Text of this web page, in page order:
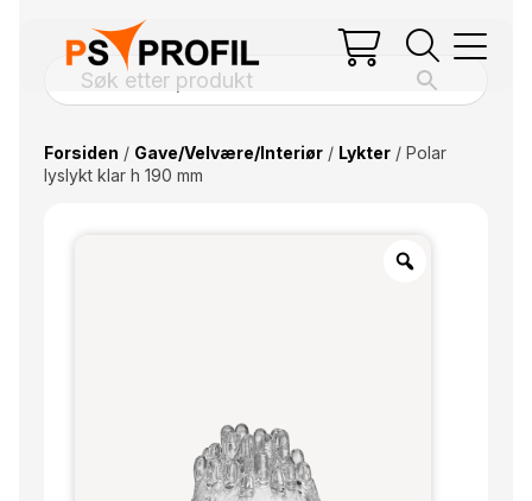
Forsiden / Gave/Velvære/Interiør/ Lykter/ Polar
lyslykt klar h 190 mm